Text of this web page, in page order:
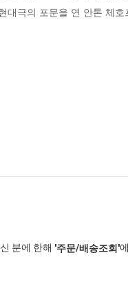
대극의 포문을 연 안톤 체
분에 한해 '주문/배송조회'